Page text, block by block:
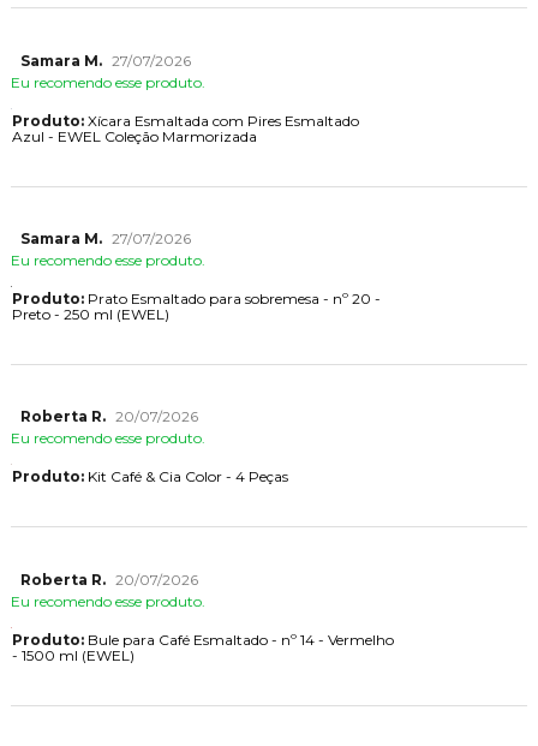
Samara M. 27/07/2026
Eu recomendo esse produto.
Produto:Xícara Esmaltada com Pires Esmaltado
Azul - EWEL Coleção Marmorizada
Samara M. 27/07/2026
Eu recomendo esse produto.
Produto:Prato Esmaltado para sobremesa - nº 20 -
Preto - 250 ml (EWEL)
Roberta R. 20/07/2026
Eu recomendo esse produto.
Produto:Kit Café & Cia Color - 4 Peças
Roberta R. 20/07/2026
Eu recomendo esse produto.
Produto:Bule para Café Esmaltado - nº 14 - Vermelho
- 1500 ml (EWEL)